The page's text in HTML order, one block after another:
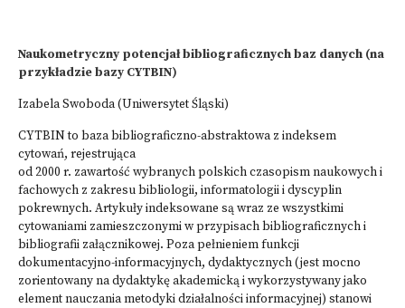
Naukometryczny potencjał bibliograficznych baz danych (na
przykładzie bazy CYTBIN)
Izabela Swoboda (Uniwersytet Śląski)
CYTBIN to baza bibliograficzno-abstraktowa z indeksem
cytowań, rejestrująca
od 2000 r. zawartość wybranych polskich czasopism naukowych i
fachowych z zakresu bibliologii, informatologii i dyscyplin
pokrewnych. Artykuły indeksowane są wraz ze wszystkimi
cytowaniami zamieszczonymi w przypisach bibliograficznych i
bibliografii załącznikowej. Poza pełnieniem funkcji
dokumentacyjno-informacyjnych, dydaktycznych (jest mocno
zorientowany na dydaktykę akademicką i wykorzystywany jako
element nauczania metodyki działalności informacyjnej) stanowi